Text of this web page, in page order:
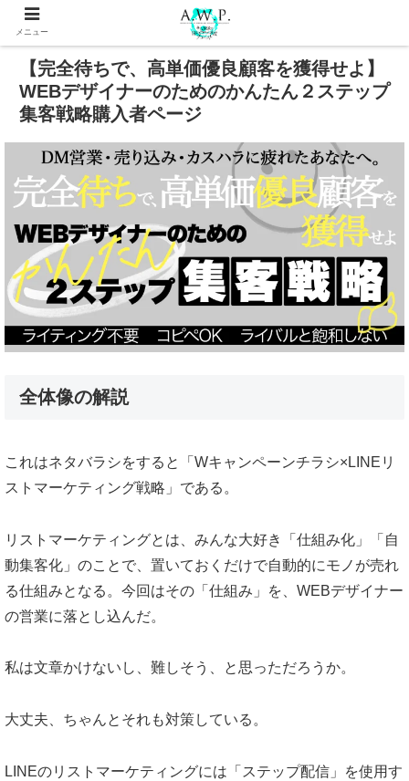
【完全待ちで、高単価優良顧客を獲得せよ】
WEBデザイナーのためのかんたん２ステップ
集客戦略購入者ページ
全体像の解説
これはネタバラシをすると「Wキャンペーンチラシ×LINEリ
ストマーケティング戦略」である。
リストマーケティングとは、みんな大好き「仕組み化」「自
動集客化」のことで、置いておくだけで自動的にモノが売れ
る仕組みとなる。今回はその「仕組み」を、WEBデザイナー
の営業に落とし込んだ。
私は文章かけないし、難しそう、と思っただろうか。
大丈夫、ちゃんとそれも対策している。
LINEのリストマーケティングには「ステップ配信」を使用す
メニュー